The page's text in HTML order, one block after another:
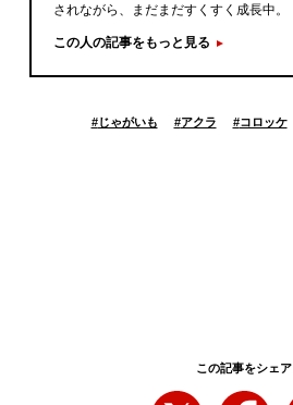
されながら、まだまだすくすく成長中。
この人の記事をもっと見る
#じゃがいも #アクラ #コロッケ
この記事をシェア